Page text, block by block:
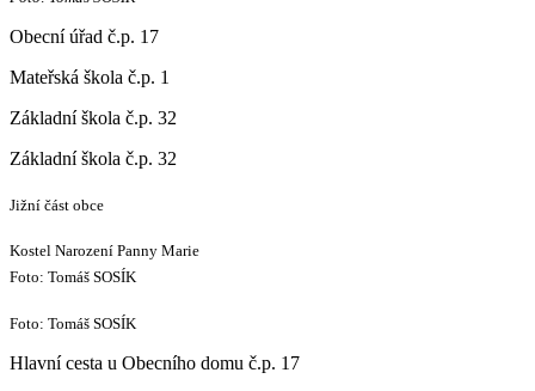
Obecní úřad č.p. 17
Mateřská škola č.p. 1
Základní škola č.p. 32
Základní škola č.p. 32
Jižní část obce
Kostel Narození Panny Marie
Foto: Tomáš SOSÍK
Foto: Tomáš SOSÍK
Hlavní cesta u Obecního domu č.p. 17